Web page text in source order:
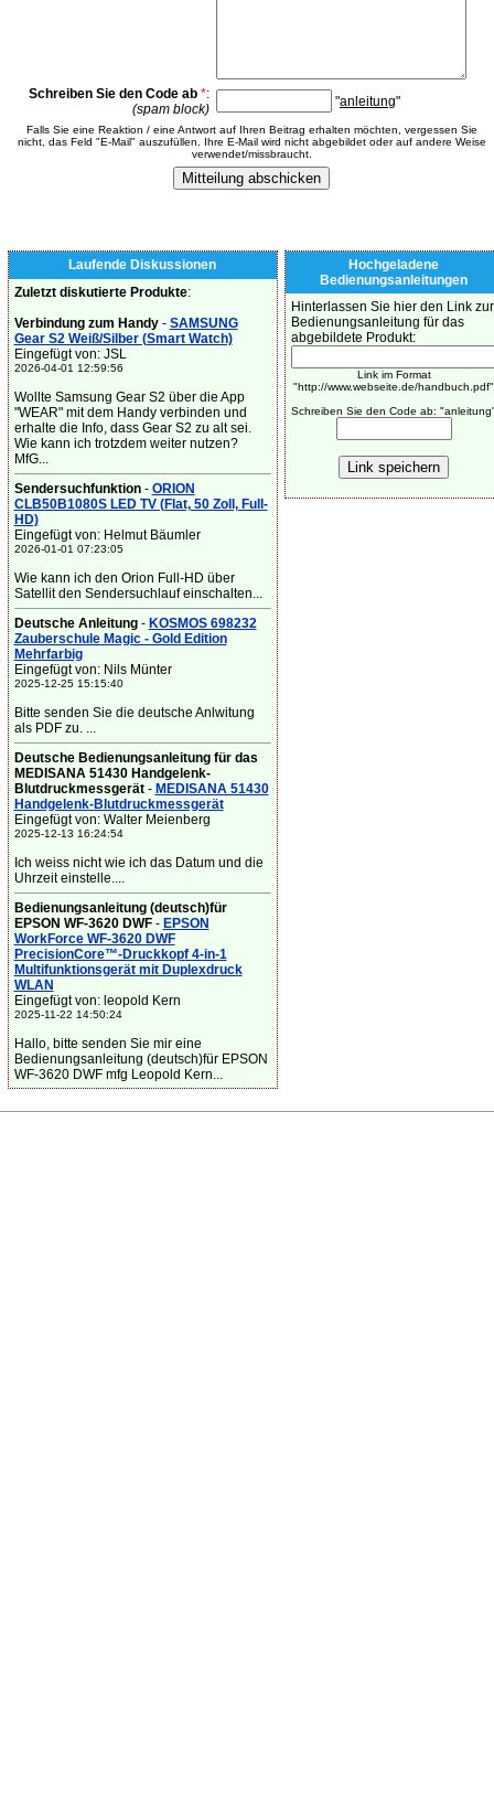
Schreiben Sie den Code ab *:
(spam block)
"anleitung"
Falls Sie eine Reaktion / eine Antwort auf Ihren Beitrag erhalten möchten, vergessen Sie
nicht, das Feld "E-Mail" auszufüllen. Ihre E-Mail wird nicht abgebildet oder auf andere Weise
verwendet/missbraucht.
Laufende Diskussionen
Zuletzt diskutierte Produkte:
Verbindung zum Handy- SAMSUNG
Gear S2 Weiß/Silber (Smart Watch)
Eingefügt von: JSL
2026-04-01 12:59:56
Wollte Samsung Gear S2 über die App
"WEAR" mit dem Handy verbinden und
erhalte die Info, dass Gear S2 zu alt sei.
Wie kann ich trotzdem weiter nutzen?
MfG...
Sendersuchfunktion- ORION
CLB50B1080S LED TV (Flat, 50 Zoll, Full-
HD)
Eingefügt von: Helmut Bäumler
2026-01-01 07:23:05
Wie kann ich den Orion Full-HD über
Satellit den Sendersuchlauf einschalten...
Deutsche Anleitung- KOSMOS 698232
Zauberschule Magic - Gold Edition
Mehrfarbig
Eingefügt von: Nils Münter
2025-12-25 15:15:40
Bitte senden Sie die deutsche Anlwitung
als PDF zu. ...
Deutsche Bedienungsanleitung für das
MEDISANA 51430 Handgelenk-
Blutdruckmessgerät- MEDISANA 51430
Handgelenk-Blutdruckmessgerät
Eingefügt von: Walter Meienberg
2025-12-13 16:24:54
Ich weiss nicht wie ich das Datum und die
Uhrzeit einstelle....
Bedienungsanleitung (deutsch)für
EPSON WF-3620 DWF- EPSON
WorkForce WF-3620 DWF
PrecisionCore™-Druckkopf 4-in-1
Multifunktionsgerät mit Duplexdruck
WLAN
Eingefügt von: leopold Kern
2025-11-22 14:50:24
Hallo, bitte senden Sie mir eine
Bedienungsanleitung (deutsch)für EPSON
WF-3620 DWF mfg Leopold Kern...
Hochgeladene
Bedienungsanleitungen
Hinterlassen Sie hier den Link zur
Bedienungsanleitung für das
abgebildete Produkt:
Link im Format
"http://www.webseite.de/handbuch.pdf"
Schreiben Sie den Code ab: